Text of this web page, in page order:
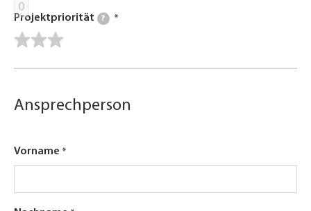
0
Projektpriorität ?
Ansprechperson
Vorname